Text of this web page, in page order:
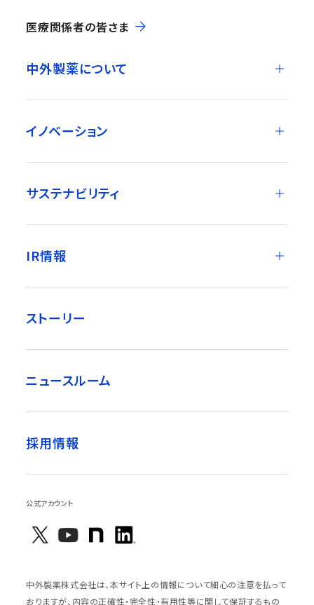
医療関係者の皆さま
中外製薬について
イノベーション
サステナビリティ
IR情報
ストーリー
ニュースルーム
採用情報
公式アカウント
中外製薬株式会社は、本サイト上の情報について細心の注意を払って
おりますが、内容の正確性・完全性・有用性等に関して保証するもの